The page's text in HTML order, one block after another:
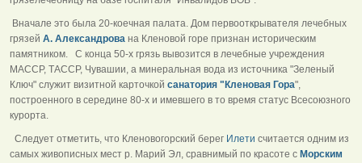
Вначале это была 20-коечная палата. Дом первооткрывателя лечебных
грязей А. Александрова на Кленовой горе признан историческим
памятником. С конца 50-х грязь вывозится в лечебные учреждения
МАССР, ТАССР, Чувашии, а минеральная вода из источника "Зеленый
Ключ" служит визитной карточкой санатория "Кленовая Гора",
построенного в середине 80-х и имевшего в то время статус Всесоюзного
курорта.
Следует отметить, что Кленовогорский берег Илети считается одним из
самых живописных мест р. Марий Эл, сравнимый по красоте с Морским